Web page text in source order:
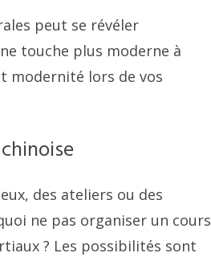
peut se révéler
touche plus moderne à
modernité lors de vos
des ateliers ou des
ne pas organiser un cours
? Les possibilités sont